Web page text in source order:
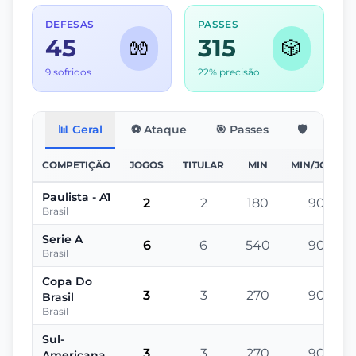
DEFESAS
45
9 sofridos
🧤
PASSES
315
22% precisão
🎲
📊 Geral ⚽ Ataque 🎯 Passes 🛡️ Defesa
COMPETIÇÃO JOGOS TITULAR MIN MIN/JOGO
Paulista - A1
Brasil
2 2 180 90
Serie A
Brasil
6 6 540 90
Copa Do
Brasil
Brasil
3 3 270 90
Sul-
3 3 270 90